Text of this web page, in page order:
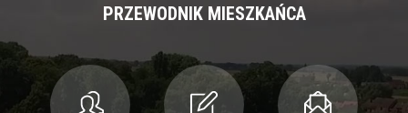
PRZEWODNIK MIESZKAŃCA